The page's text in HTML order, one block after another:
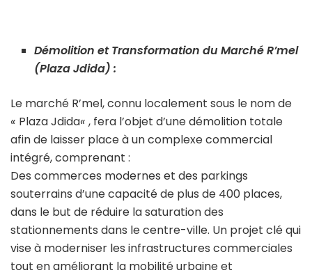
Démolition et Transformation du Marché R’mel
(Plaza Jdida) :
Le marché R’mel, connu localement sous le nom de
« Plaza Jdida« , fera l’objet d’une démolition totale
afin de laisser place à un complexe commercial
intégré, comprenant :
Des commerces modernes et des parkings
souterrains d’une capacité de plus de 400 places,
dans le but de réduire la saturation des
stationnements dans le centre-ville. Un projet clé qui
vise à moderniser les infrastructures commerciales
tout en améliorant la mobilité urbaine et